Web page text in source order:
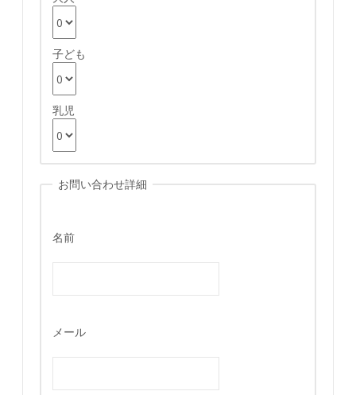
子ども
乳児
お問い合わせ詳細
名前
メール